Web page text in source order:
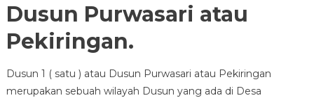
Dusun Purwasari atau
Pekiringan.
Dusun 1 ( satu ) atau Dusun Purwasari atau Pekiringan
merupakan sebuah wilayah Dusun yang ada di Desa